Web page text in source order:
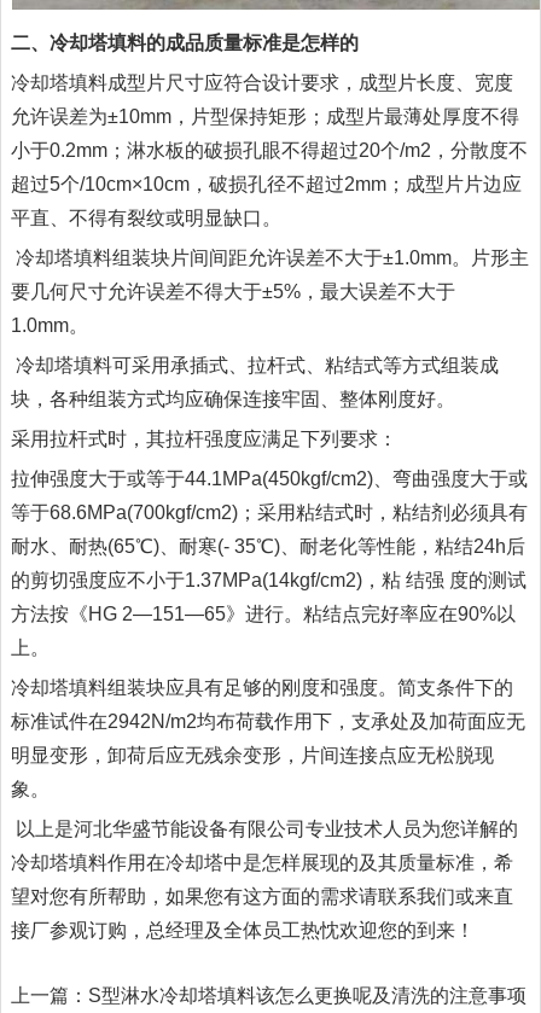
二、冷却塔填料的成品质量标准是怎样的
冷却塔填料成型片尺寸应符合设计要求，成型片长度、宽度
允许误差为±10mm，片型保持矩形；成型片最薄处厚度不得
小于0.2mm；淋水板的破损孔眼不得超过20个/m2，分散度不
超过5个/10cm×10cm，破损孔径不超过2mm；成型片片边应
平直、不得有裂纹或明显缺口。
冷却塔填料组装块片间间距允许误差不大于±1.0mm。片形主
要几何尺寸允许误差不得大于±5%，最大误差不大于
1.0mm。
冷却塔填料可采用承插式、拉杆式、粘结式等方式组装成
块，各种组装方式均应确保连接牢固、整体刚度好。
采用拉杆式时，其拉杆强度应满足下列要求：
拉伸强度大于或等于44.1MPa(450kgf/cm2)、弯曲强度大于或
等于68.6MPa(700kgf/cm2)；采用粘结式时，粘结剂必须具有
耐水、耐热(65℃)、耐寒(- 35℃)、耐老化等性能，粘结24h后
的剪切强度应不小于1.37MPa(14kgf/cm2)，粘 结强 度的测试
方法按《HG 2—151—65》进行。粘结点完好率应在90%以
上。
冷却塔填料组装块应具有足够的刚度和强度。简支条件下的
标准试件在2942N/m2均布荷载作用下，支承处及加荷面应无
明显变形，卸荷后应无残余变形，片间连接点应无松脱现
象。
以上是河北华盛节能设备有限公司专业技术人员为您详解的
冷却塔填料作用在冷却塔中是怎样展现的及其质量标准，希
望对您有所帮助，如果您有这方面的需求请联系我们或来直
接厂参观订购，总经理及全体员工热忱欢迎您的到来！
上一篇： S型淋水冷却塔填料该怎么更换呢及清洗的注意事项